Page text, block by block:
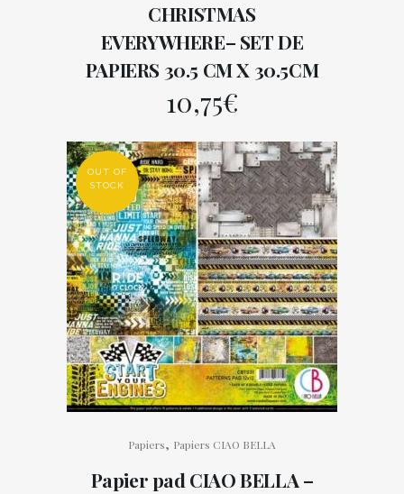
CHRISTMAS
EVERYWHERE– SET DE
PAPIERS 30.5 CM X 30.5CM
10,75€
OUT OF
STOCK
Papiers, Papiers CIAO BELLA
Papier pad CIAO BELLA –